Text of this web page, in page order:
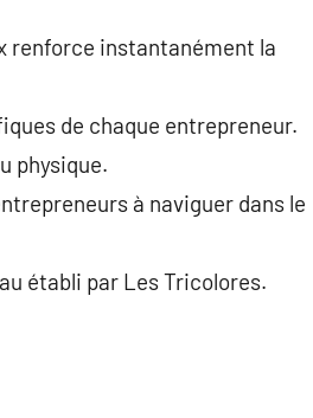
renforce instantanément la
de chaque entrepreneur.
physique.
à naviguer dans le
établi par Les Tricolores.